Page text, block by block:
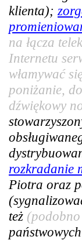
klienta);
na łącza
Internetu
włamywać
poniżanie,
dźwiękowy
rozkradanie
Piotra oraz
też (podobno